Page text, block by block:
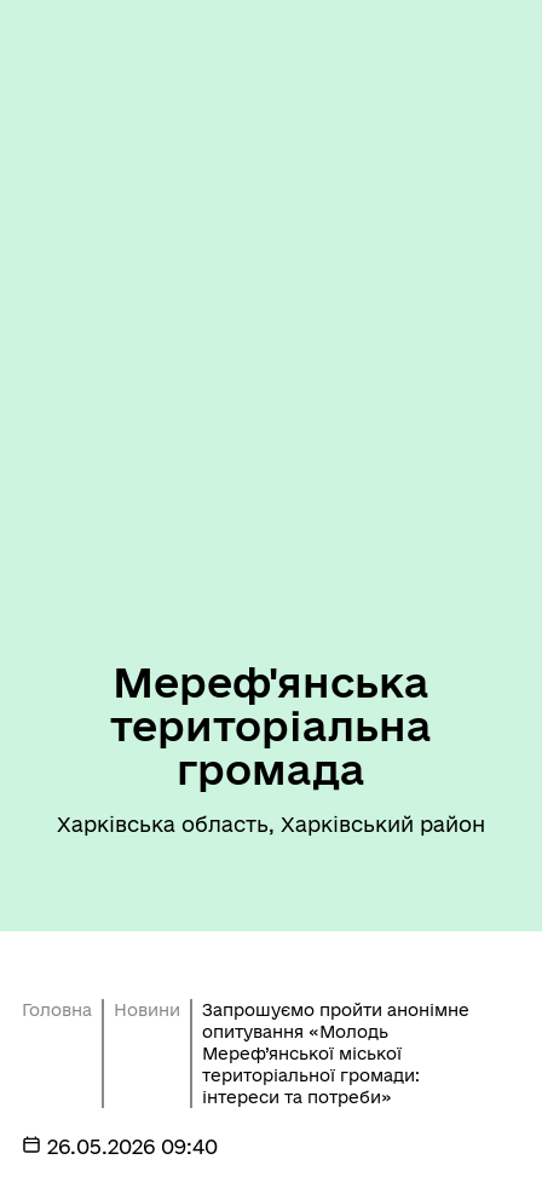
Мереф'янська
територіальна
громада
Харківська область, Харківський район
Головна Новини
Запрошуємо пройти анонімне
опитування «Молодь
Мереф’янської міської
територіальної громади:
інтереси та потреби»
26.05.2026 09:40